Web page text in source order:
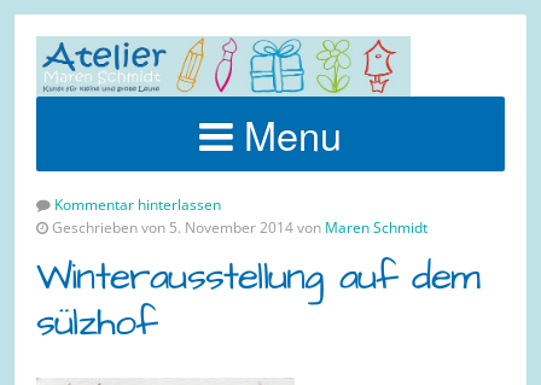
Menu
Kommentar hinterlassen
Geschrieben von 5. November 2014 von Maren Schmidt
Winterausstellung auf dem
sülzhof